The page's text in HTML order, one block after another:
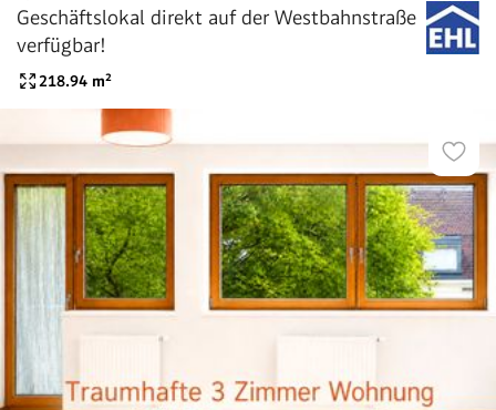
Geschäftslokal direkt auf der Westbahnstraße
verfügbar!
218.94 m²